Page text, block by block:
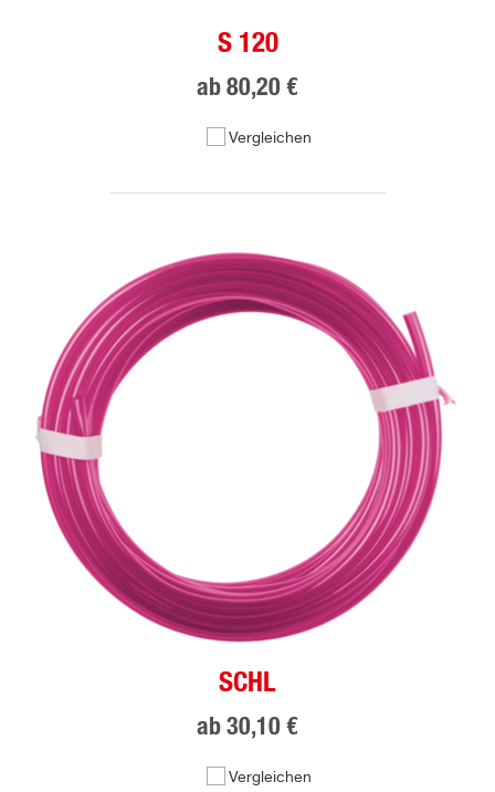
S 120
ab 80,20 €
Vergleichen
SCHL
ab 30,10 €
Vergleichen